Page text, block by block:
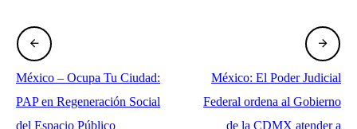
México – Ocupa Tu Ciudad:
PAP en Regeneración Social
del Espacio Público
México: El Poder Judicial
Federal ordena al Gobierno
de la CDMX atender a